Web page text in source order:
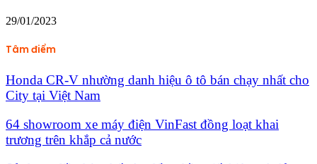
29/01/2023
Tâm điểm
Honda CR-V nhường danh hiệu ô tô bán chạy nhất cho
City tại Việt Nam
64 showroom xe máy điện VinFast đồng loạt khai
trương trên khắp cả nước